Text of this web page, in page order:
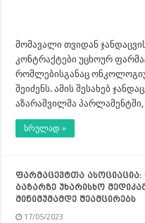
მომავალი თვიდან
კონტრაქტები უცხოურ
რომლებისგანაც
შეიძენს. ამის შესახებ
აზარაშვილმა პარლამენტში,
სრულად »
ფარმაცევტთა
ბაზარზე უხარისხო
მინიმუმამდე შეამცირებს
17/05/2023